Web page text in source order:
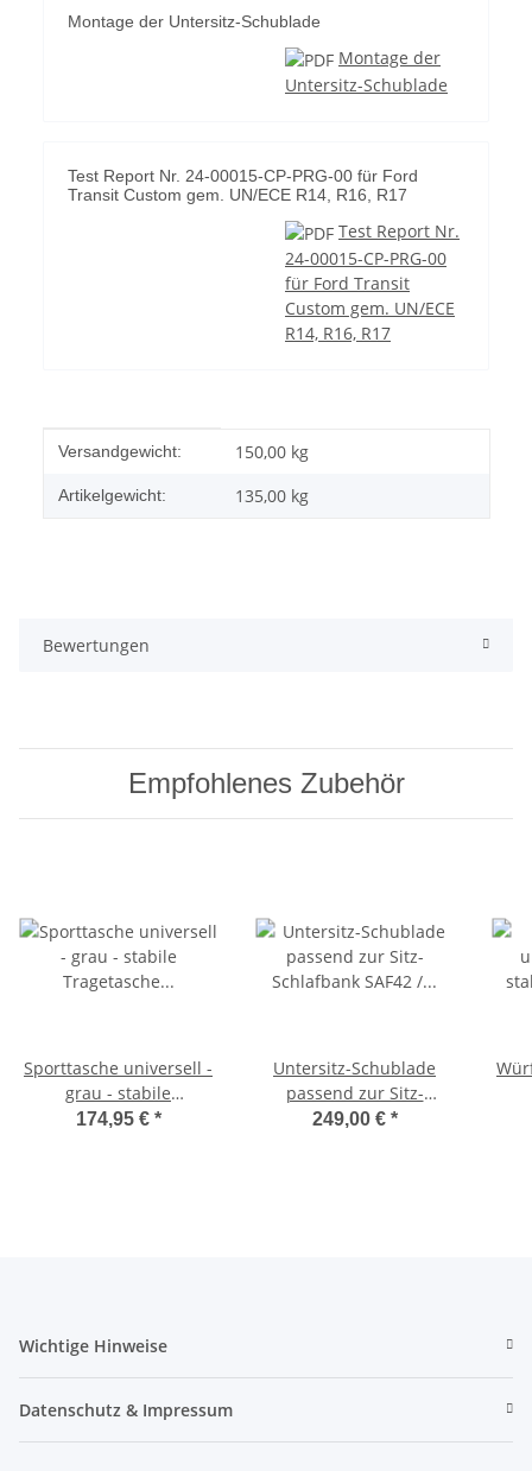
Montage der Untersitz-Schublade
Montage der
Untersitz-Schublade
Test Report Nr. 24-00015-CP-PRG-00 für Ford
Transit Custom gem. UN/ECE R14, R16, R17
Test Report Nr.
24-00015-CP-PRG-00
für Ford Transit
Custom gem. UN/ECE
R14, R16, R17
Produkteigenschaft
Wert
Versandgewicht: 150,00 kg
Artikelgewicht: 135,00 kg
Bewertungen
Empfohlenes Zubehör
Sporttasche universell -
grau - stabile
Tragetasche für
174,95 € *
Untersitz-Schublade
passend zur Sitz-
Schlafbank SAF42 /
249,00 € *
Wichtige Hinweise
Datenschutz & Impressum